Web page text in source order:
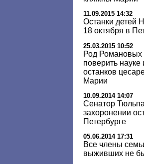
11.09.2015 14:32
Останки детей
18 октября в
25.03.2015 10:52
Род Романовых
поверить науке
останков
Марии
10.09.2014 14:07
Сенатор
захоронении
Петербурге
05.06.2014 17:31
Все члены
выживших не